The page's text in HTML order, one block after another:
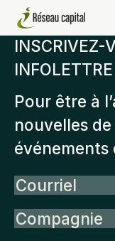
INSCRIVEZ-
INFOLETTRE
Pour être à
nouvelles
événements
Courriel
Compagnie